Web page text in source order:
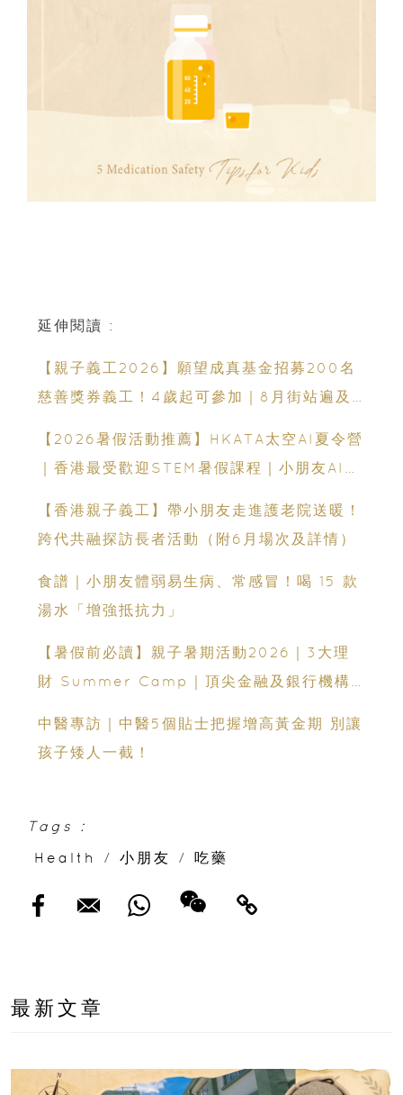
延伸閱讀 :
【親子義工2026】願望成真基金招募200名
慈善獎券義工！4歲起可參加｜8月街站遍及
【2026暑假活動推薦】HKATA太空AI夏令營
｜香港最受歡迎STEM暑假課程｜小朋友AI課
【香港親子義工】帶小朋友走進護老院送暖！
跨代共融探訪長者活動（附6月場次及詳情）
食譜｜小朋友體弱易生病、常感冒！喝 15 款
湯水「增強抵抗力」
【暑假前必讀】親子暑期活動2026｜3大理
財 Summer Camp｜頂尖金融及銀行機構
中醫專訪｜中醫5個貼士把握增高黃金期 別讓
孩子矮人一截！
Tags :
Health
/ 小朋友 / 吃藥
最新文章